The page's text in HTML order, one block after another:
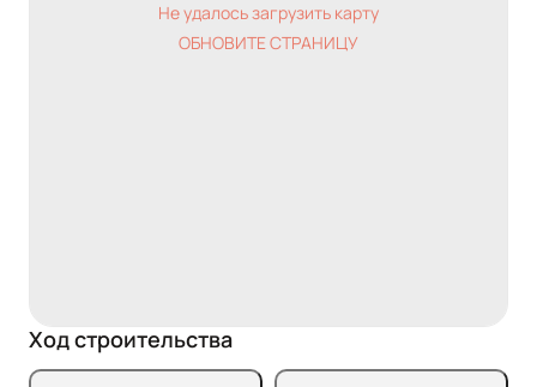
Не удалось загрузить карту
ОБНОВИТЕ СТРАНИЦУ
Ход строительства